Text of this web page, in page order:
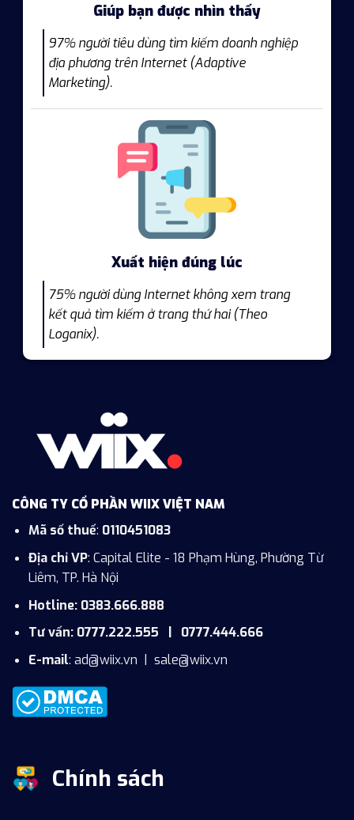
Giúp bạn được nhìn thấy
97% người tiêu dùng tìm kiếm doanh nghiệp
địa phương trên Internet (Adaptive
Marketing).
Xuất hiện đúng lúc
75% người dùng Internet không xem trang
kết quả tìm kiếm ở trang thứ hai (Theo
Loganix).
CÔNG TY CỔ PHẦN WIIX VIỆT NAM
Mã số thuế: 0110451083
Địa chỉ VP: Capital Elite - 18 Phạm Hùng, Phường Từ
Liêm, TP. Hà Nội
Hotline: 0383.666.888
Tư vấn: 0777.222.555 | 0777.444.666
E-mail: ad@wiix.vn | sale@wiix.vn
Chính sách